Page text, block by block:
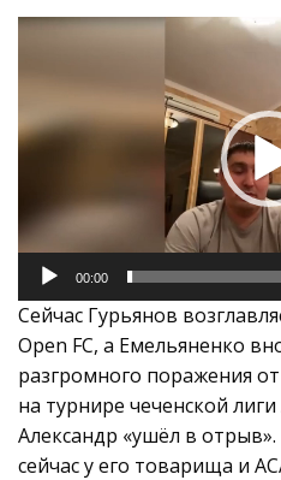
Видеоплеер
00:00
Сейчас Гурьянов
Open FC, а Емельяненко
разгромного поражения
на турнире чеченской
Александр «ушёл в
сейчас у его товарища и